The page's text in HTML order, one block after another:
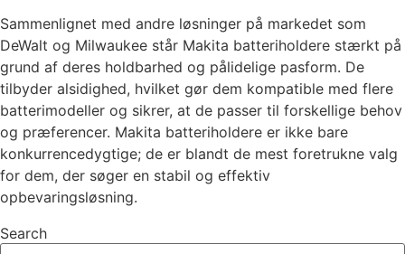
Sammenlignet med andre løsninger på markedet som
DeWalt og Milwaukee står Makita batteriholdere stærkt på
grund af deres holdbarhed og pålidelige pasform. De
tilbyder alsidighed, hvilket gør dem kompatible med flere
batterimodeller og sikrer, at de passer til forskellige behov
og præferencer. Makita batteriholdere er ikke bare
konkurrencedygtige; de er blandt de mest foretrukne valg
for dem, der søger en stabil og effektiv
opbevaringsløsning.
Search